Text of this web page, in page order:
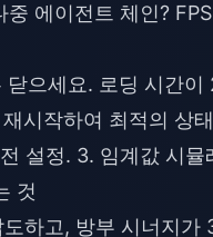
에이전트 체인?
으세요. 로딩 시간
시작하여 최적의 상
설정. 3. 임계값 시뮬
것
하고, 방부 시너지가